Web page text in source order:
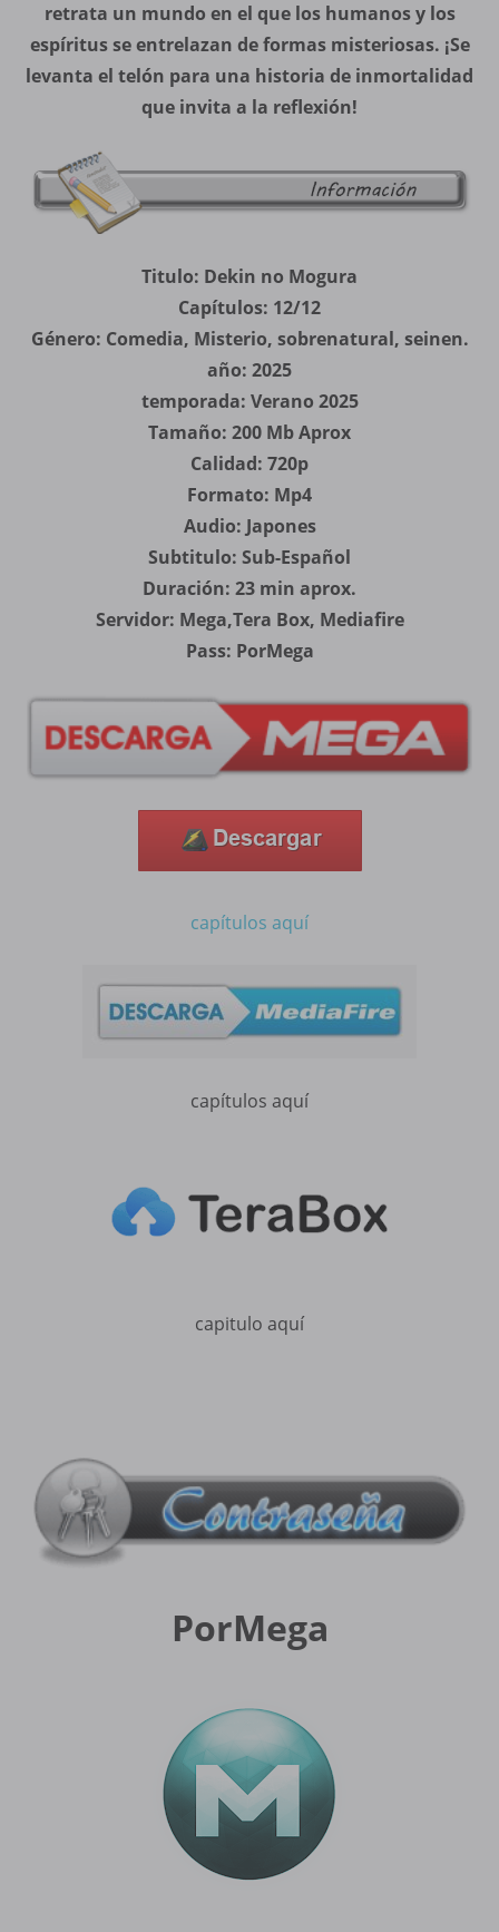
retrata un mundo en el que los humanos y los
espíritus se entrelazan de formas misteriosas. ¡Se
levanta el telón para una historia de inmortalidad
que invita a la reflexión!
Titulo: Dekin no Mogura
Capítulos: 12/12
Género: Comedia, Misterio, sobrenatural, seinen.
año: 2025
temporada: Verano 2025
Tamaño: 200 Mb Aprox
Calidad: 720p
Formato: Mp4
Audio: Japones
Subtitulo: Sub-Español
Duración: 23 min aprox.
Servidor: Mega,Tera Box, Mediafire
Pass: PorMega
capítulos aquí
capítulos aquí
capitulo aquí
PorMega